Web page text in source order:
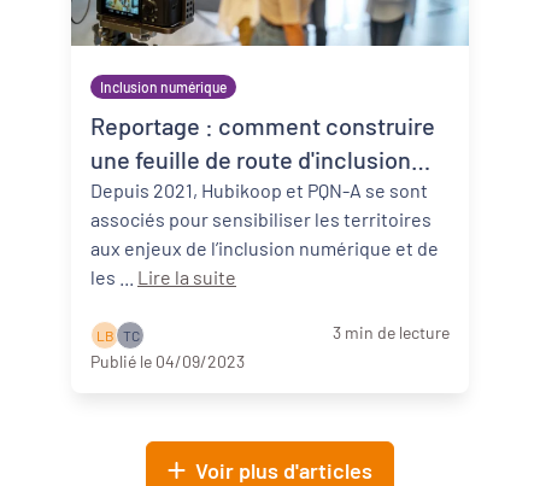
Inclusion numérique
Reportage : comment construire
une feuille de route d'inclusion
numérique ?
Depuis 2021, Hubikoop et PQN-A se sont
associés pour sensibiliser les territoires
aux enjeux de l’inclusion numérique et de
Lire la suite
L B T C
3 min de lecture
Publié le 04/09/2023
Voir plus d'articles